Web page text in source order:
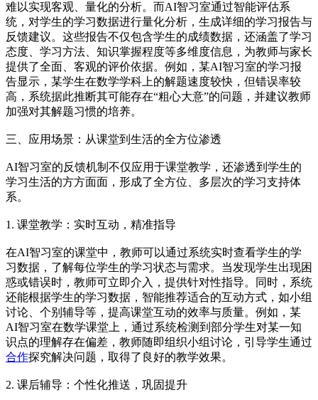
难以实现客观、量化的分析。而AI智习室通过智能评估系
统，对学生的学习数据进行量化分析，生成详细的学习报告与
反馈建议。这些报告不仅包含学生的成绩数据，还涵盖了学习
态度、学习方法、知识掌握程度等多维度信息，为教师与家长
提供了全面、客观的评价依据。例如，某AI智习室的学习报
告显示，某学生在数学学科上的解题速度较快，但错误率较
高，系统据此推断其可能存在“粗心大意”的问题，并建议教师
加强对其解题习惯的培养。
三、应用场景：从课堂到生活的全方位渗透
AI智习室的反馈机制不仅应用于课堂教学，还渗透到学生的
学习生活的方方面面，形成了全方位、多层次的学习支持体
系。
1. 课堂教学：实时互动，精准指导
在AI智习室的课堂中，教师可以通过系统实时查看学生的学
习数据，了解每位学生的学习状态与需求。当发现学生出现困
惑或错误时，教师可立即介入，提供针对性指导。同时，系统
还能根据学生的学习数据，智能推荐适合的互动方式，如小组
讨论、个别辅导等，提高课堂互动的效率与质量。例如，某
AI智习室在数学课堂上，通过系统检测到部分学生对某一知
识点的理解存在偏差，教师随即组织小组讨论，引导学生通过
合作探究解决问题，取得了良好的教学效果。
2. 课后辅导：个性化推送，巩固提升